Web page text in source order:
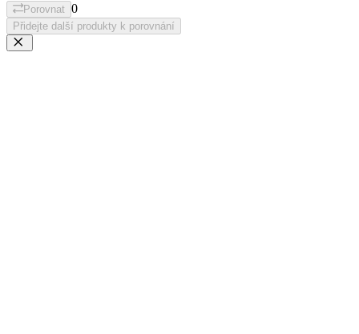
Porovnat 0
Přidejte další produkty k porovnání